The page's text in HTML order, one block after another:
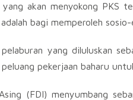
akan menyokong PKS
bagi memperoleh
pelaburan yang diluluskan
pekerjaan baharu
(FDI) menyumbang